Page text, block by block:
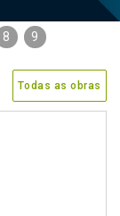
8 9
Todas as obras